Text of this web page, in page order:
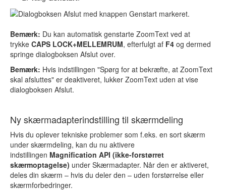
Bemærk: Du kan automatisk genstarte ZoomText ved at
trykke CAPS LOCK+MELLEMRUM, efterfulgt af F4 og dermed
springe dialogboksen Afslut over.
Bemærk: Hvis indstillingen "Spørg for at bekræfte, at ZoomText
skal afsluttes" er deaktiveret, lukker ZoomText uden at vise
dialogboksen Afslut.
Ny skærmadapterindstilling til skærmdeling
Hvis du oplever tekniske problemer som f.eks. en sort skærm
under skærmdeling, kan du nu aktivere
indstillingen Magnification API (ikke-forstørret
skærmoptagelse) under Skærmadapter. Når den er aktiveret,
deles din skærm – hvis du deler den – uden forstørrelse eller
skærmforbedringer.